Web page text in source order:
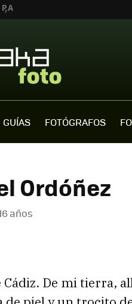
GUÍAS FOTÓGRAFOS
Ordóñez
años
De mi tierra,